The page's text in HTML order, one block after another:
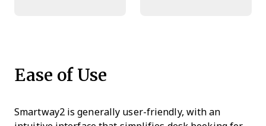
Ease of Use
Smartway2 is generally user-friendly, with an